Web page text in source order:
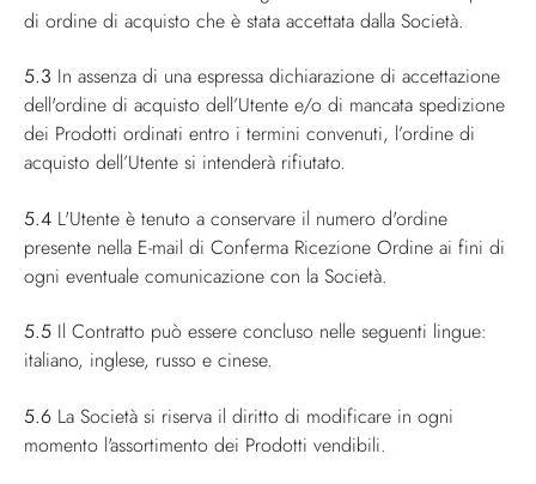
di ordine di acquisto che è stata accettata dalla Società.
5.3 In assenza di una espressa dichiarazione di accettazione
dell'ordine di acquisto dell’Utente e/o di mancata spedizione
dei Prodotti ordinati entro i termini convenuti, l’ordine di
acquisto dell’Utente si intenderà rifiutato.
5.4 L'Utente è tenuto a conservare il numero d'ordine
presente nella E-mail di Conferma Ricezione Ordine ai fini di
ogni eventuale comunicazione con la Società.
5.5 Il Contratto può essere concluso nelle seguenti lingue:
italiano, inglese, russo e cinese.
5.6 La Società si riserva il diritto di modificare in ogni
momento l'assortimento dei Prodotti vendibili.